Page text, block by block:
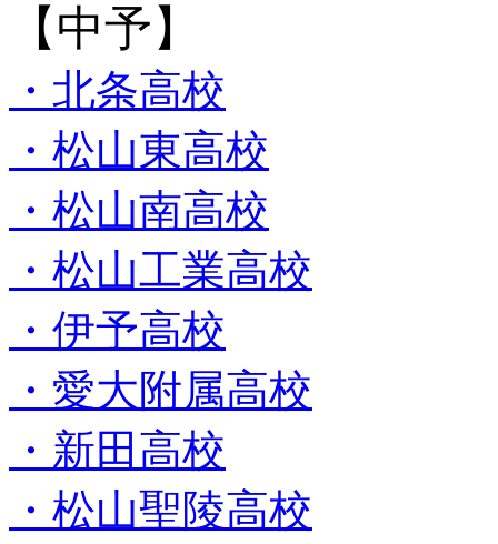
【中予】
・北条高校
・松山東高校
・松山南高校
・松山工業高校
・伊予高校
・愛大附属高校
・新田高校
・松山聖陵高校